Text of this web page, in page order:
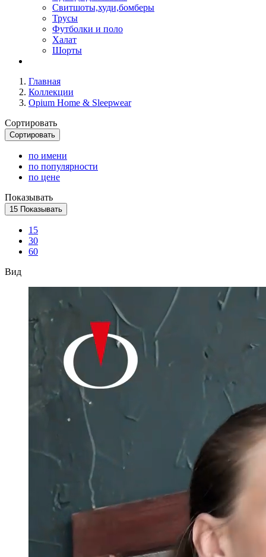
Свитшоты,худи,бомберы
Трусы
Футболки и поло
Халат
Шорты
Главная
Коллекции
Opium Home & Sleepwear
Сортировать
Сортировать
по имени
по популярности
по цене
Показывать
15 Показывать
15
30
60
Вид